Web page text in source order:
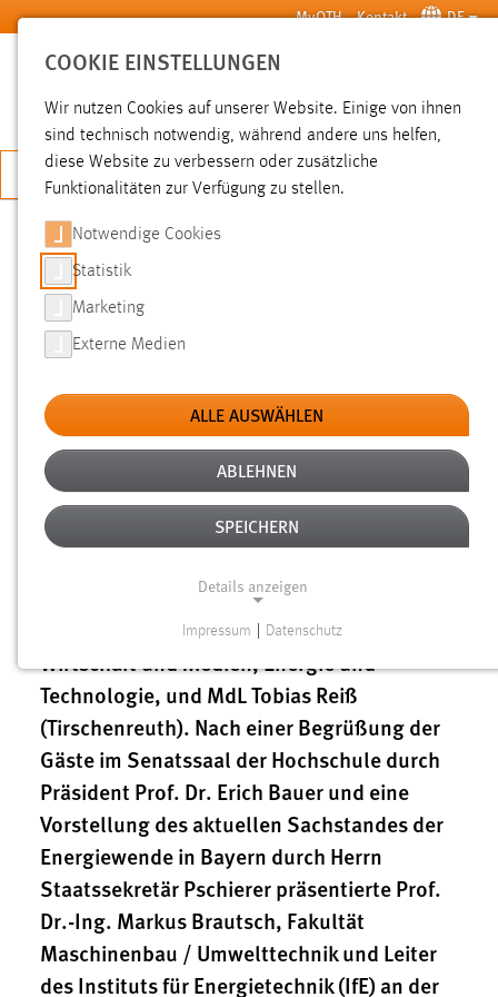
Zum Hauptinhalt springen MyOTH Kontakt DE
SUCHE
JETZT BEWERBEN
Hochschule Aktuelles News der OTH Amberg-Weiden
ENERGIEPOLITISCHES GESPRÄCH
MIT STAATSSEKRETÄR PSCHIERER
UND MDL REISS
16.01.2015
Zu einem energiepolitischen Gespräch an
der OTH in Amberg traf sich der CSU-
Arbeitskreis Energiewende im
Staatssekretär MdL Franz Josef Pschierer,
Bayerisches Staatsministerium für
Wirtschaft und Medien, Energie und
Technologie, und MdL Tobias Reiß
(Tirschenreuth). Nach einer Begrüßung der
Gäste im Senatssaal der Hochschule durch
Präsident Prof. Dr. Erich Bauer und eine
Vorstellung des aktuellen Sachstandes der
Energiewende in Bayern durch Herrn
Staatssekretär Pschierer präsentierte Prof.
Dr.-Ing. Markus Brautsch, Fakultät
Maschinenbau / Umwelttechnik und Leiter
des Instituts für Energietechnik (IfE) an der
COOKIE EINSTELLUNGEN
Wir nutzen Cookies auf unserer Website. Einige von ihnen
sind technisch notwendig, während andere uns helfen,
diese Website zu verbessern oder zusätzliche
Funktionalitäten zur Verfügung zu stellen.
Notwendige Cookies
Statistik
Marketing
Externe Medien
ALLE AUSWÄHLEN
ABLEHNEN
SPEICHERN
Details anzeigen
Notwendige Cookies ermöglichen grundlegende
Funktionen und sind für die einwandfreie Funktion der
Website erforderlich.
Einverständnis
Name:
cookie_consent
Zweck:
Dieser Cookie speichert die ausgewählten Einverständnis-
Optionen des Benutzers
Cookie Laufzeit:
Impressum Datenschutz